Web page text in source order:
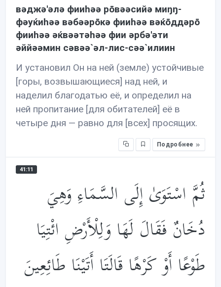
вəджə'əлə фииhəə рōвəəсийə миŋŋ-
фəуќиhəə вəбəəрōкə фииhəə вəќōддəрō
фииhəə əќвəəтəhəə фии əрбə'əти
əййəəмин сəвəə`əл-лис-сəə`илиин
И установил Он на ней (земле) устойчивые
[горы, возвышающиеся] над ней, и
наделил благодатью её, и определил на
ней пропитание [для обитателей] её в
четыре дня — равно для [всех] просящих.
Подробнее
41:11
ثُمَّ اسْتَوَىٰ إِلَى السَّمَاءِ وَهِيَ
دُخَانٌ فَقَالَ لَهَا وَلِلْأَرْضِ ائْتِيَا
طَوْعًا أَوْ كَرْهًا قَالَتَا أَتَيْنَا طَائِعِينَ